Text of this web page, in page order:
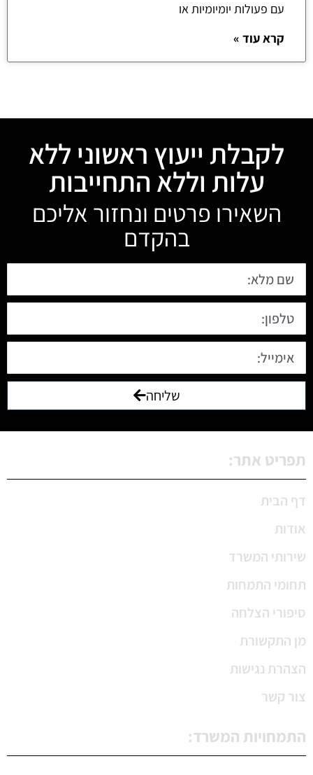
עם פעולות יומיומיות או
קרא עוד »
לקבלת ייעוץ ראשוני ללא
עלות וללא התחייבות
השאירו פרטים ונחזור אליכם
בהקדם
שליחה
תפריט אתר:
דף הבית
אודות
שירותי המשרד
תחומי התמחות
סיפורי הצלחה
מן התקשורת
הצהרת נגישות
צור קשר
התמחויות המשרד: